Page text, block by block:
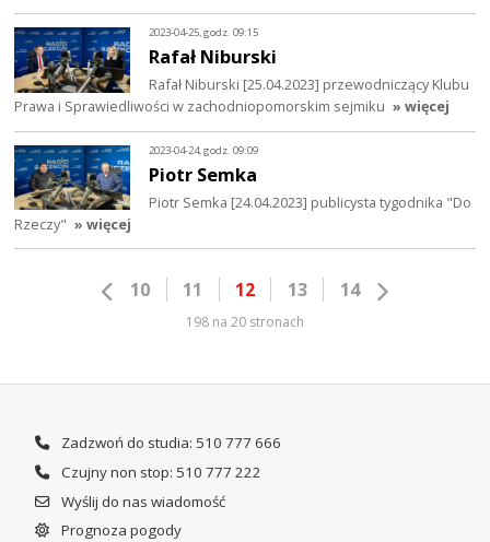
2023-04-25, godz. 09:15
Rafał Niburski
Rafał Niburski [25.04.2023] przewodniczący Klubu
Prawa i Sprawiedliwości w zachodniopomorskim sejmiku » więcej
2023-04-24, godz. 09:09
Piotr Semka
Piotr Semka [24.04.2023] publicysta tygodnika "Do
Rzeczy" » więcej
10 11 12 13 14
198 na 20 stronach
Zadzwoń do studia: 510 777 666
Czujny non stop: 510 777 222
Wyślij do nas wiadomość
Prognoza pogody